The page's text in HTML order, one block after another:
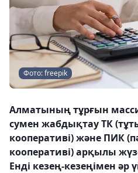
Фото: freepik
Алматының тұрғын
сумен жабдықтау ТК
кооперативі) және ПИК
кооперативі) арқылы
Енді кезең-кезеңімен әр